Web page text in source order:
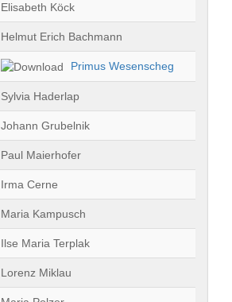
Elisabeth Köck
Helmut Erich Bachmann
Primus Wesenscheg
Sylvia Haderlap
Johann Grubelnik
Paul Maierhofer
Irma Cerne
Maria Kampusch
Ilse Maria Terplak
Lorenz Miklau